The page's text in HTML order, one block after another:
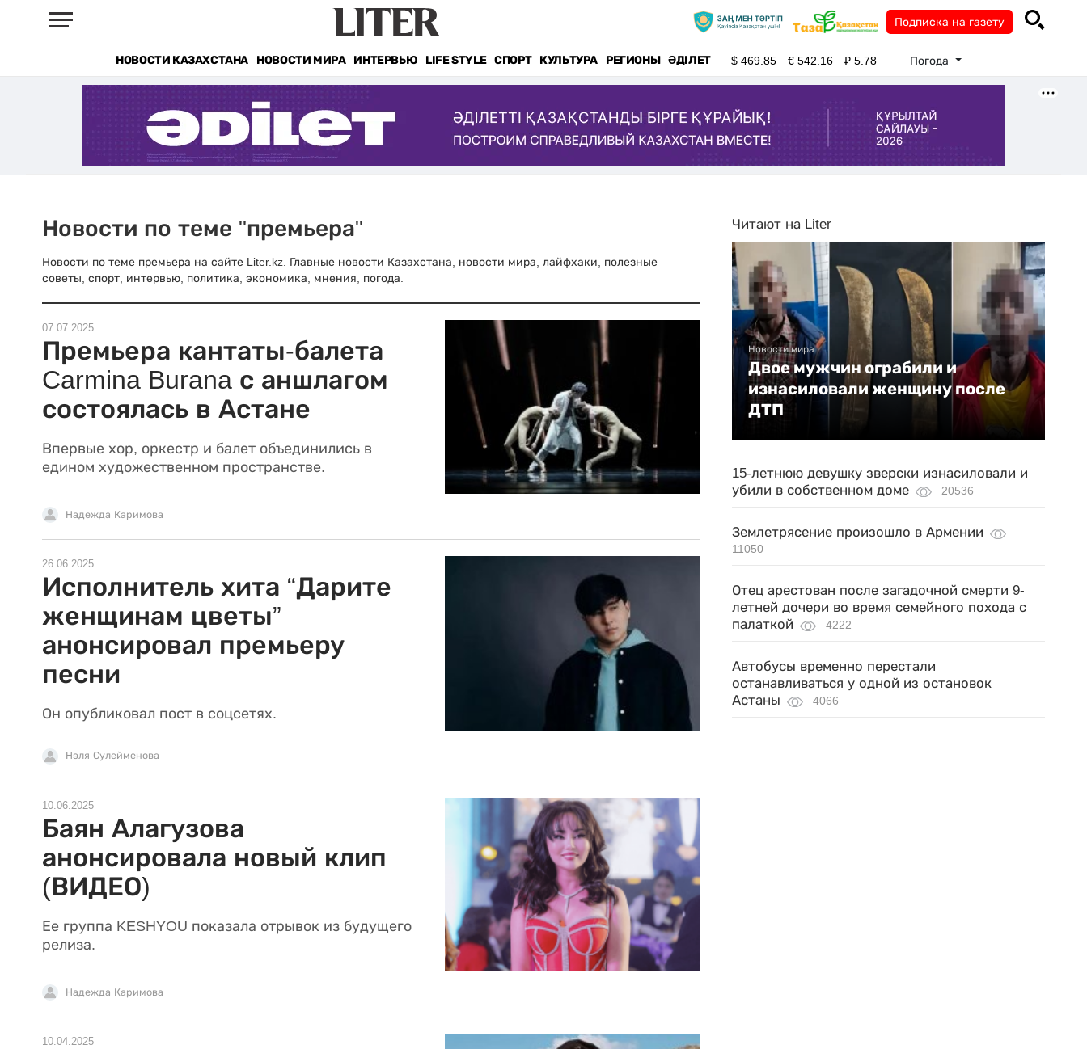
Подписка на газету
НОВОСТИ КАЗАХСТАНА НОВОСТИ МИРА ИНТЕРВЬЮ LIFE STYLE СПОРТ КУЛЬТУРА РЕГИОНЫ ӘДІЛЕТ $469.85 €542.16 ₽5.78 Погода
Новости по теме "премьера"
Новости по теме премьера на сайте Liter.kz. Главные новости Казахстана, новости мира, лайфхаки, полезные
советы, спорт, интервью, политика, экономика, мнения, погода.
07.07.2025
Премьера кантаты-балета
Carmina Burana с аншлагом
состоялась в Астане
Впервые хор, оркестр и балет объединились в
едином художественном пространстве.
Надежда Каримова
26.06.2025
Исполнитель хита “Дарите
женщинам цветы”
анонсировал премьеру
песни
Он опубликовал пост в соцсетях.
Нэля Сулейменова
10.06.2025
Баян Алагузова
анонсировала новый клип
(ВИДЕО)
Ее группа KESHYOU показала отрывок из будущего
релиза.
Надежда Каримова
10.04.2025
Читают на Liter
Новости мира
Двое мужчин ограбили и
изнасиловали женщину после
ДТП
15-летнюю девушку зверски изнасиловали и
убили в собственном доме
20536
Землетрясение произошло в Армении
11050
Отец арестован после загадочной смерти 9-
летней дочери во время семейного похода с
палаткой
4222
Автобусы временно перестали
останавливаться у одной из остановок
Астаны
4066